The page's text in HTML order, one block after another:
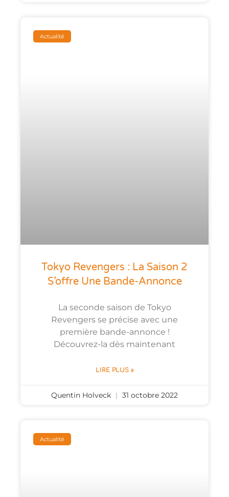
Actualité
Tokyo Revengers : La Saison 2
S’offre Une Bande-Annonce
La seconde saison de Tokyo
Revengers se précise avec une
première bande-annonce !
Découvrez-la dès maintenant
LIRE PLUS »
Quentin Holveck 31 octobre 2022
Actualité